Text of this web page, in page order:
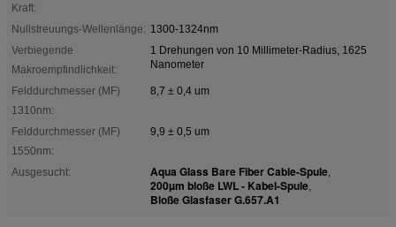
Kraft:
Nullstreuungs-Wellenlänge: 1300-1324nm
Verbiegende
Makroempfindlichkeit:
1 Drehungen von 10 Millimeter-Radius, 1625
Nanometer
Felddurchmesser (MF)
1310nm:
8,7 ± 0,4 um
Felddurchmesser (MF)
1550nm:
9,9 ± 0,5 um
Ausgesucht: Aqua Glass Bare Fiber Cable-Spule,
200µm bloße LWL - Kabel-Spule,
Bloße Glasfaser G.657.A1